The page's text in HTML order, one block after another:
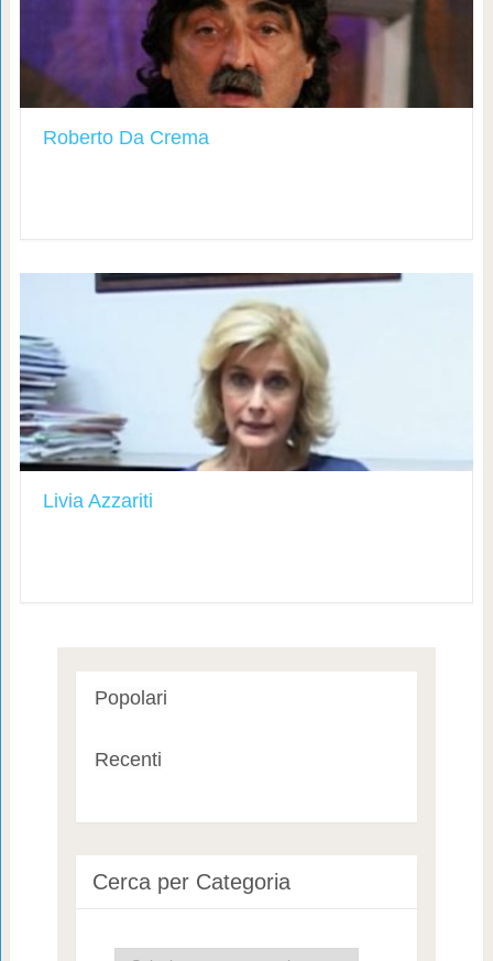
Roberto Da Crema
Livia Azzariti
Popolari
Recenti
Cerca per Categoria